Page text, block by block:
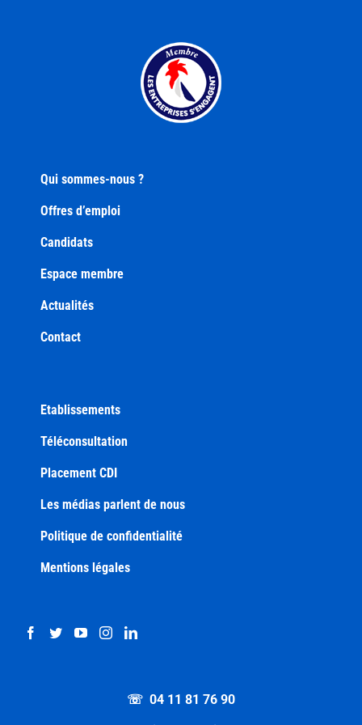
Qui sommes-nous ?
Offres d’emploi
Candidats
Espace membre
Actualités
Contact
Etablissements
Téléconsultation
Placement CDI
Les médias parlent de nous
Politique de confidentialité
Mentions légales
☏ 04 11 81 76 90